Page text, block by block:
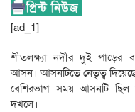
[ad_1]
শীতলক্ষ্যা নদীর দুই পাড়ের
আসন। আসনটিতে নেতৃত্ব
বেশিরভাগ সময় আসনটি ছিল
দখলে।